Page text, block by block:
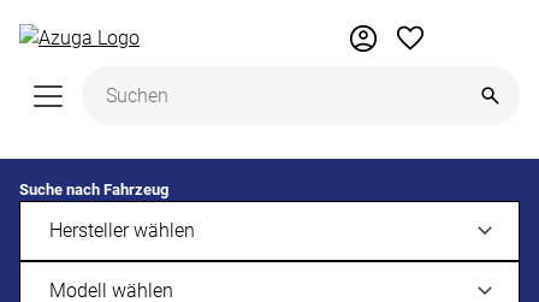
Suche nach Fahrzeug